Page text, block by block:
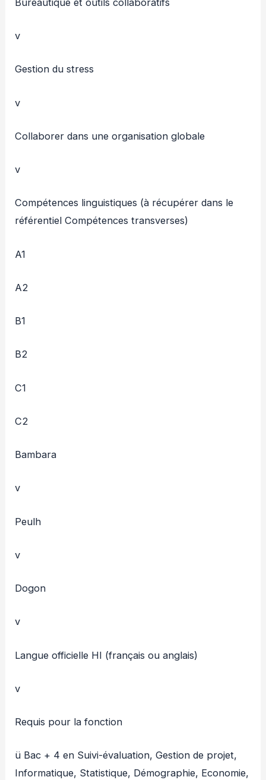
v
Gestion du stress
v
Collaborer dans une organisation globale
v
Compétences linguistiques (à récupérer dans le
référentiel Compétences transverses)
A1
A2
B1
B2
C1
C2
Bambara
v
Peulh
v
Dogon
v
Langue officielle HI (français ou anglais)
v
Requis pour la fonction
ü Bac + 4 en Suivi-évaluation, Gestion de projet,
Informatique, Statistique, Démographie, Economie,